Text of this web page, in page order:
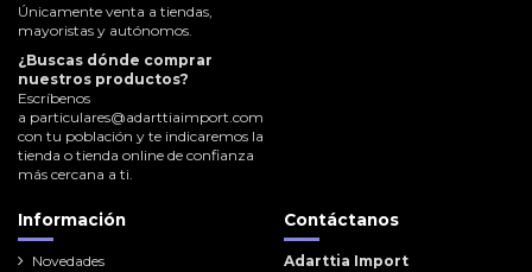
Únicamente venta a tiendas,
mayoristas y autónomos.
¿Buscas dónde comprar
nuestros productos?
Escríbenos
a particulares@adarttiaimport.com
con tu población y te indicaremos la
tienda o tienda online de confianza
más cercana a ti.
Información
Novedades
Contáctanos
Adarttia Import